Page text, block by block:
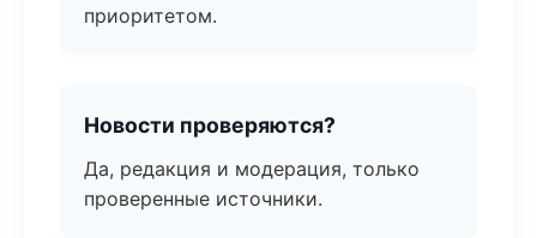
приоритетом.
Новости проверяются?
Да, редакция и модерация, только
проверенные источники.